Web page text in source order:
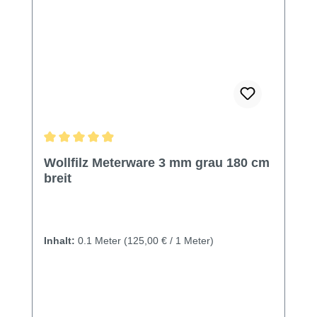
Wollfilz Meterware 3 mm grau 180 cm
breit
Inhalt: 0.1 Meter (125,00 € / 1 Meter)